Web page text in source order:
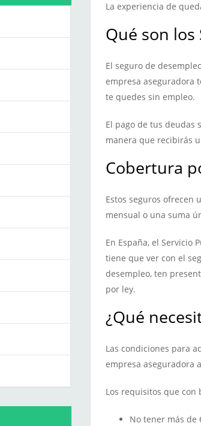
La experiencia de
Qué son los
El seguro de
empresa aseguradora
te quedes sin empleo.
El pago de tus deudas
manera que recibirás
Cobertura
Estos seguros ofrecen
mensual o una suma
En España, el Servicio
tiene que ver con el
desempleo, ten
por ley.
¿Qué
Las condiciones para
empresa aseguradora
Los requisitos que
No tener más de